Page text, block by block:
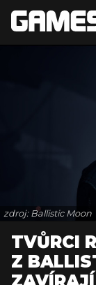
zdroj: Ballistic Moon
TVŮRCI
Z